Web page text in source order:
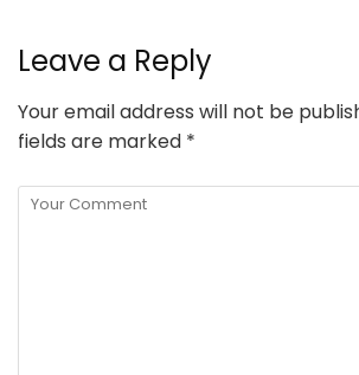
Leave a Reply
Your email address will not be
fields are marked *